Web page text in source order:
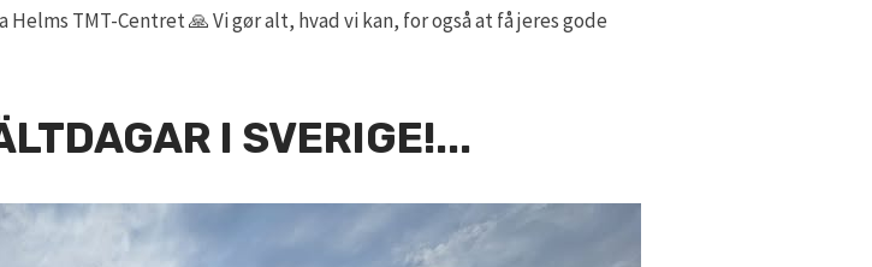
TMT-Centret 🙏 Vi gør alt, hvad vi kan, for også at få jeres gode
I SVERIGE!...